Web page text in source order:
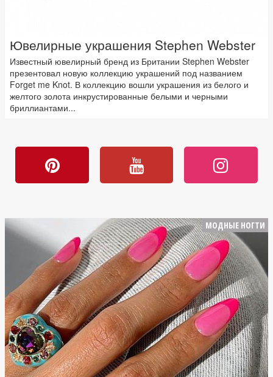
Ювелирные украшения Stephen Webster
Известный ювелирный бренд из Британии Stephen Webster
презентовал новую коллекцию украшений под названием
Forget me Knot. В коллекцию вошли украшения из белого и
желтого золота инкрустированные белыми и черными
бриллиантами...
МОДНЫЕ НОГТИ